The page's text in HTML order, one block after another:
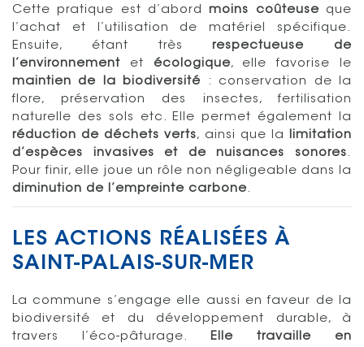
Cette pratique est d’abordmoins coûteuse que
l’achat et l’utilisation de matériel spécifique.
Ensuite, étant trèsrespectueuse de
l’environnement et écologique, elle favorise le
maintien de la biodiversité : conservation de la
flore, préservation des insectes, fertilisation
naturelle des sols etc. Elle permet également la
réduction de déchets verts, ainsi que la
limitation
d’espèces invasives et de nuisances sonores.
Pour finir, elle joue un rôle non négligeable dans la
diminution de l’empreinte carbone.
LES ACTIONS RÉALISÉES À
SAINT-PALAIS-SUR-MER
La commune s’engage elle aussi en faveur de la
biodiversité et du développement durable, à
travers l’éco-pâturage.
Elle travaille en